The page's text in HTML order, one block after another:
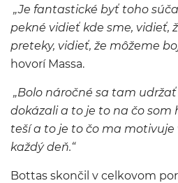
„Je fantastické byť toho
pekné vidieť kde sme, vidieť,
preteky, vidieť, že môžeme
hovorí Massa.
„Bolo náročné sa tam
dokázali a to je to na čo som
teší a to je to čo ma motivuje
každý deň.“
Bottas skončil v celkovom